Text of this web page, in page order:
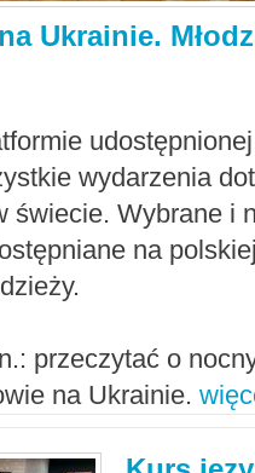
Ukrainie.
wydarzenia
świecie. Wybrane i
na
przeczytać o
na Ukrainie.